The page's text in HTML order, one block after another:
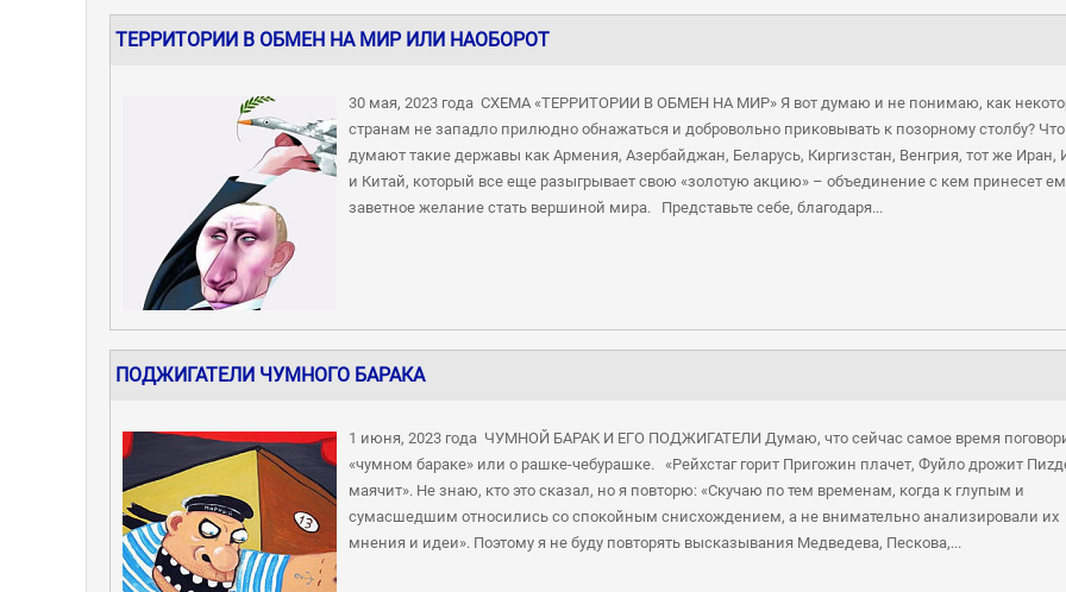
ТЕРРИТОРИИ В ОБМЕН НА МИР ИЛИ НАОБОРОТ
30 мая, 2023 года СХЕМА «ТЕРРИТОРИИ В ОБМЕН НА МИР» Я вот думаю и не понимаю, как
странам не западло прилюдно обнажаться и добровольно приковывать к позорному столбу?
думают такие державы как Армения, Азербайджан, Беларусь, Киргизстан, Венгрия, тот же Иран,
и Китай, который все еще разыгрывает свою «золотую акцию» – объединение с кем принесет
заветное желание стать вершиной мира. Представьте себе, благодаря...
ПОДЖИГАТЕЛИ ЧУМНОГО БАРАКА
1 июня, 2023 года ЧУМНОЙ БАРАК И ЕГО ПОДЖИГАТЕЛИ Думаю, что сейчас самое время
«чумном бараке» или о рашке-чебурашке. «Рейхстаг горит Пригожин плачет, Фуйло дрожит
маячит». Не знаю, кто это сказал, но я повторю: «Скучаю по тем временам, когда к глупым и
сумасшедшим относились со спокойным снисхождением, а не внимательно анализировали их
мнения и идеи». Поэтому я не буду повторять высказывания Медведева, Пескова,...